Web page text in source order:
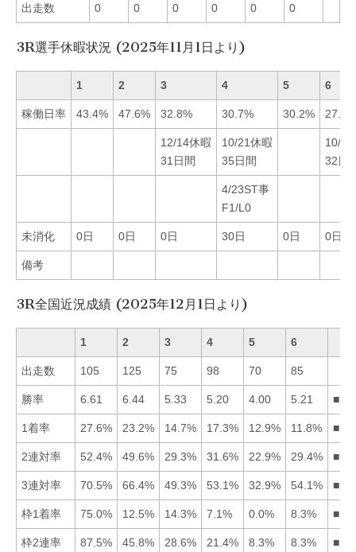
出走数 0 0 0 0 0 0
3R選手休暇状況 (2025年11月1日より)
1 2 3 4 5 6
稼働日率 43.4% 47.6% 32.8% 30.7% 30.2% 27.0%
12/14休暇
31日間
10/21休暇
35日間
10/26
32日
4/23ST事
F1/L0
未消化 0日 0日 0日 30日 0日 0日
備考
3R全国近況成績 (2025年12月1日より)
1 2 3 4 5 6
出走数 105 125 75 98 70 85
勝率 6.61 6.44 5.33 5.20 4.00 5.21
1着率 27.6% 23.2% 14.7% 17.3% 12.9% 11.8%
2連対率 52.4% 49.6% 29.3% 31.6% 22.9% 29.4%
3連対率 70.5% 66.4% 49.3% 53.1% 32.9% 54.1%
枠1着率 75.0% 12.5% 14.3% 7.1% 0.0% 8.3%
枠2連率 87.5% 45.8% 28.6% 21.4% 8.3% 8.3%